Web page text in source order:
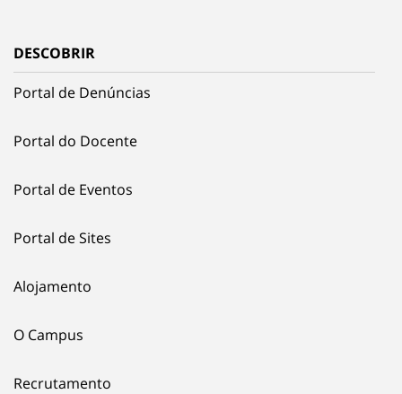
DESCOBRIR
Portal de Denúncias
Portal do Docente
Portal de Eventos
Portal de Sites
Alojamento
O Campus
Recrutamento